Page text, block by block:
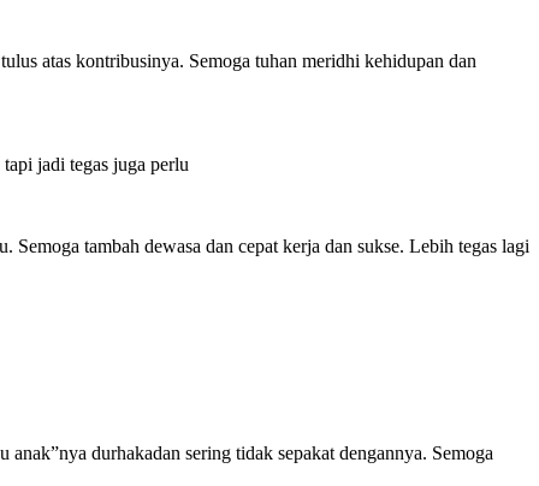
atas kontribusinya. Semoga tuhan meridhi kehidupan dan
jadi tegas juga perlu
tambah dewasa dan cepat kerja dan sukse. Lebih tegas lagi
durhakadan sering tidak sepakat dengannya. Semoga